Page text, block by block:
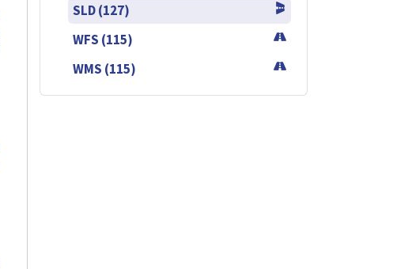
SLD (127)
WFS (115)
WMS (115)